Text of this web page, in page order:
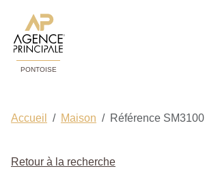
PONTOISE
Accueil Maison Référence SM3100
Retour à la recherche